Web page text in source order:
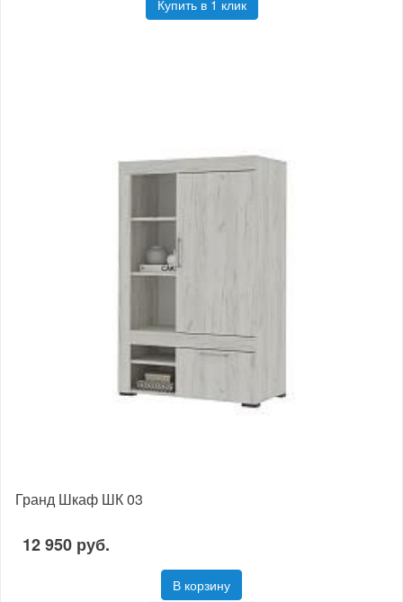
Купить в 1 клик
Гранд Шкаф ШК 03
12 950 руб.
В корзину